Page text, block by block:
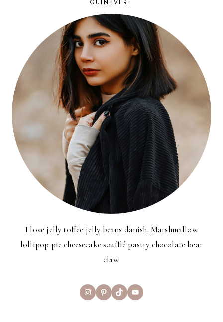
GUINEVERE
I love jelly toffee jelly beans danish. Marshmallow
lollipop pie cheesecake soufflé pastry chocolate bear
claw.
InstagramPinterest
TikTokYouTube